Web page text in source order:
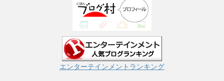
エンターテインメントランキング